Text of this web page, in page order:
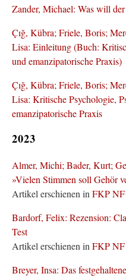
Zander, Michael: Was will
Çığ, Kübra; Friele, Boris;
Lisa: Einleitung (Buch:
und emanzipatorische Praxis)
Çığ, Kübra; Friele, Boris;
Lisa: Kritische Psychologie,
emanzipatorische Praxis
2023
Almer, Michi; Bader, Kurt;
»Vielen Stimmen soll Gehör
Artikel erschienen in FKP
Bardorf, Felix: Rezension:
Test
Artikel erschienen in FKP
Breyer, Insa: Das